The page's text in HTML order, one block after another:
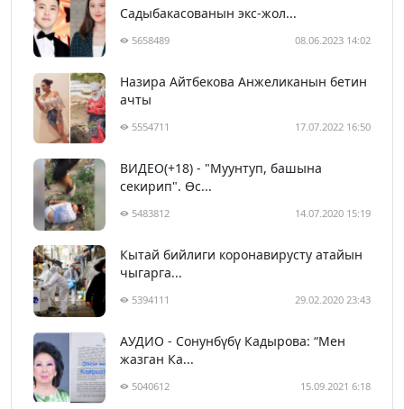
Садыбакасованын экс-жол...
5658489 08.06.2023 14:02
Назира Айтбекова Анжеликанын бетин
ачты
5554711 17.07.2022 16:50
ВИДЕО(+18) - "Муунтуп, башына
секирип". Өс...
5483812 14.07.2020 15:19
Кытай бийлиги коронавирусту атайын
чыгарга...
5394111 29.02.2020 23:43
АУДИО - Сонунбүбү Кадырова: “Мен
жазган Ка...
5040612 15.09.2021 6:18